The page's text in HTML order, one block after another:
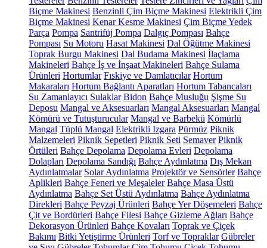
Biçme Makinesi Benzinli Çim Biçme Makinesi Elektrikli Çim
Biçme Makinesi Kenar Kesme Makinesi Çim Biçme Yedek
Parça Pompa Santrifüj Pompa Dalgıç Pompası Bahçe
Pompası Su Motoru Hasat Makinesi Dal Öğütme Makinesi
Toprak Burgu Makinesi Dal Budama Makinesi İlaçlama
Makineleri Bahçe İş ve İnşaat Makineleri Bahçe Sulama
Ürünleri Hortumlar Fıskiye ve Damlatıcılar Hortum
Makaraları Hortum Bağlantı Aparatları Hortum Tabancaları
Su Zamanlayıcı Sulaklar Bidon Bahçe Musluğu Şişme Su
Deposu Mangal ve Aksesuarları Mangal Aksesuarları Mangal
Kömürü ve Tutuşturucular Mangal ve Barbekü Kömürlü
Mangal Tüplü Mangal Elektrikli Izgara Pürmüz Piknik
Malzemeleri Piknik Sepetleri Piknik Seti Semaver Piknik
Örtüleri Bahçe Depolama Depolama Evleri Depolama
Dolapları Depolama Sandığı Bahçe Aydınlatma Dış Mekan
Aydınlatmalar Solar Aydınlatma Projektör ve Sensörler Bahçe
Aplikleri Bahçe Feneri ve Meşaleler Bahçe Masa Üstü
Aydınlatma Bahçe Set Üstü Aydınlatma Bahçe Aydınlatma
Direkleri Bahçe Peyzaj Ürünleri Bahçe Yer Döşemeleri Bahçe
Çit ve Bordürleri Bahçe Filesi Bahçe Gizleme Ağları Bahçe
Dekorasyon Ürünleri Bahçe Kovaları Toprak ve Çiçek
Bakımı Bitki Yetiştirme Ürünleri Torf ve Topraklar Gübreler